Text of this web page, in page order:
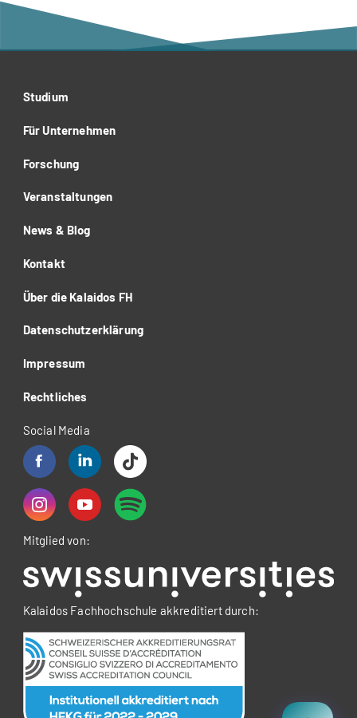
Studium
Für Unternehmen
Forschung
Veranstaltungen
News & Blog
Kontakt
Über die Kalaidos FH
Datenschutzerklärung
Impressum
Rechtliches
Social Media
Mitglied von:
Kalaidos Fachhochschule akkreditiert durch: